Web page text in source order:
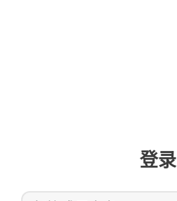
登录